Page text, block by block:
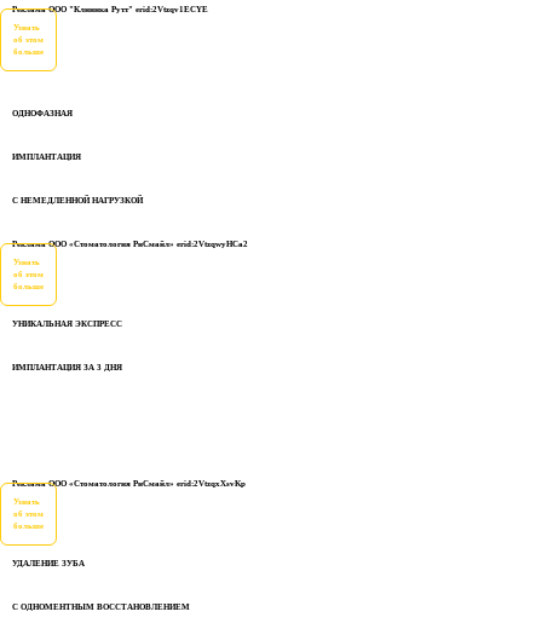
Реклама ООО "Клиника Рутт" erid:2Vtzqv1ECYE
Узнать
об этом
больше
ОДНОФАЗНАЯ
ИМПЛАНТАЦИЯ
С НЕМЕДЛЕННОЙ НАГРУЗКОЙ
Реклама ООО «Стоматология РиСмайл» erid:2VtzqwyHCa2
Узнать
об этом
больше
УНИКАЛЬНАЯ ЭКСПРЕСС
ИМПЛАНТАЦИЯ ЗА 3 ДНЯ
Реклама ООО «Стоматология РиСмайл» erid:2VtzqxXsvKp
Узнать
об этом
больше
УДАЛЕНИЕ ЗУБА
С ОДНОМЕНТНЫМ ВОССТАНОВЛЕНИЕМ